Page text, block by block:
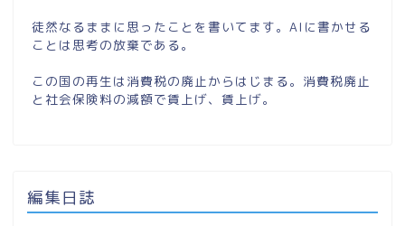
徒然なるままに思ったことを書いてます。AIに書かせる
ことは思考の放棄である。
この国の再生は消費税の廃止からはじまる。消費税廃止
と社会保険料の減額で賃上げ、賃上げ。
編集日誌